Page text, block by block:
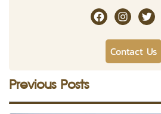
RakDok Channel
RakDok
Contact Us
Previous Posts